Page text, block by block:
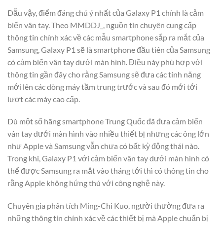
Dẫu vậy, điểm đáng chú ý nhất của Galaxy P1 chính là cảm
biến vân tay. Theo MMDDJ_, nguồn tin chuyên cung cấp
thông tin chính xác về các mẫu smartphone sắp ra mắt của
Samsung, Galaxy P1 sẽ là smartphone đầu tiên của Samsung
có cảm biến vân tay dưới màn hình. Điều này phù hợp với
thông tin gần đây cho rằng Samsung sẽ đưa các tính năng
mới lên các dòng máy tầm trung trước và sau đó mới tới
lượt các máy cao cấp.
Dù một số hãng smartphone Trung Quốc đã đưa cảm biến
vân tay dưới màn hình vào nhiều thiết bị nhưng các ông lớn
như Apple và Samsung vẫn chưa có bất kỳ động thái nào.
Trong khi, Galaxy P1 với cảm biến vân tay dưới màn hình có
thể được Samsung ra mắt vào tháng tới thì có thông tin cho
rằng Apple không hứng thú với công nghệ này.
Chuyên gia phân tích Ming-Chi Kuo, người thường đưa ra
những thông tin chính xác về các thiết bị mà Apple chuẩn bị